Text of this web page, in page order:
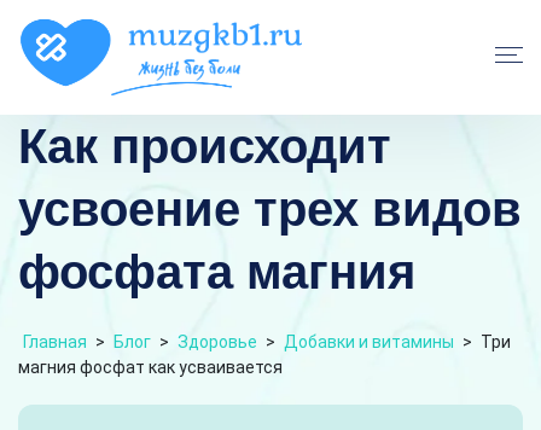
Как происходит
усвоение трех видов
фосфата магния
Главная > Блог > Здоровье > Добавки и витамины > Три
магния фосфат как усваивается